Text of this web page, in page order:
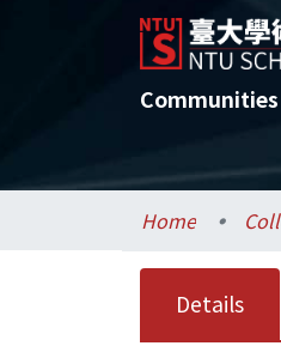
Home
Details